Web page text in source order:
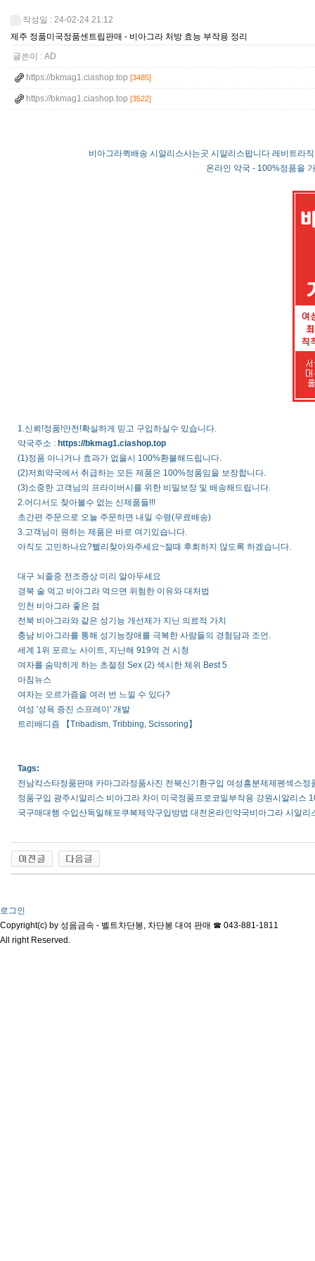
작성일 : 24-02-24 21:12
제주 정품미국정품센트립판매 - 비아그라 처방 효능 부작용 정리
글쓴이 : AD
https://bkmag1.ciashop.top [3485]
https://bkmag1.ciashop.top [3522]
비아그라퀵배송 시알리스사는곳 시알리스팝니다 레비트라
온라인 약국 - 100%정품을
1.신뢰!정품!안전!확실하게 믿고 구입하실수 있습니다.
약국주소 : https://bkmag1.ciashop.top
(1)정품 아니거나 효과가 없을시 100%환불해드립니다.
(2)저희약국에서 취급하는 모든 제품은 100%정품임을 보장합니다.
(3)소중한 고객님의 프라이버시를 위한 비밀보장 및 배송해드립니다.
2.어디서도 찾아볼수 없는 신제품들!!!
초간편 주문으로 오늘 주문하면 내일 수령(무료배송)
3.고객님이 원하는 제품은 바로 여기있습니다.
아직도 고민하나요?빨리찾아와주세요~절때 후회하지 않도록 하겠습니다.
대구 뇌졸중 전조증상 미리 알아두세요
경북 술 먹고 비아그라 먹으면 위험한 이유와 대처법
인천 비아그라 좋은 점
전북 비아그라와 같은 성기능 개선제가 지닌 의료적 가치
충남 비아그라를 통해 성기능장애를 극복한 사람들의 경험담과 조언.
세계 1위 포르노 사이트, 지난해 919억 건 시청
여자를 숨막히게 하는 초절정 Sex (2) 섹시한 체위 Best 5
아침뉴스
여자는 오르가즘을 여러 번 느낄 수 있다?
여성 '성욕 증진 스프레이' 개발
트리배디즘 【Tribadism, Tribbing, Scissoring】
Tags:
전남칵스타정품판매 카마그라정품사진 전북신기환구입 여성흥분제제펜섹스
정품구입 광주시알리스 비아그라 차이 미국정품프로코밀부작용 강원시알리
국구매대행 수입산독일해포쿠복제약구입방법 대전온라인약국비아그라 시알
로그인
Copyright(c) by 성음금속 - 벨트차단봉, 차단봉 대여 판매 ☎ 043-881-1811
All right Reserved.